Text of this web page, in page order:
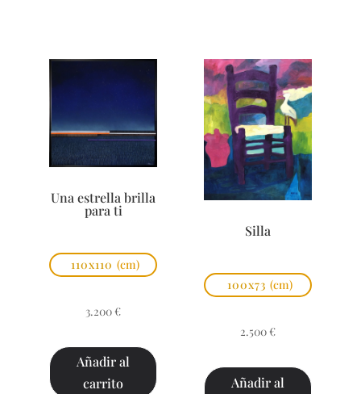
Una estrella brilla
para ti
110x110 (cm)
3.200 €
Añadir al
carrito
Silla
100x73 (cm)
2.500 €
Añadir al